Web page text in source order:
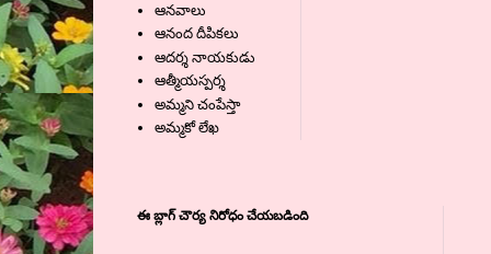
ఆనవాలు
ఆనంద దీపికలు
ఆదర్శ నాయకుడు
ఆత్మీయస్పర్శ
అమ్మని చంపేస్తా
అమ్మకో లేఖ
ఈ బ్లాగ్ చౌర్య నిరోధం చేయబడింది